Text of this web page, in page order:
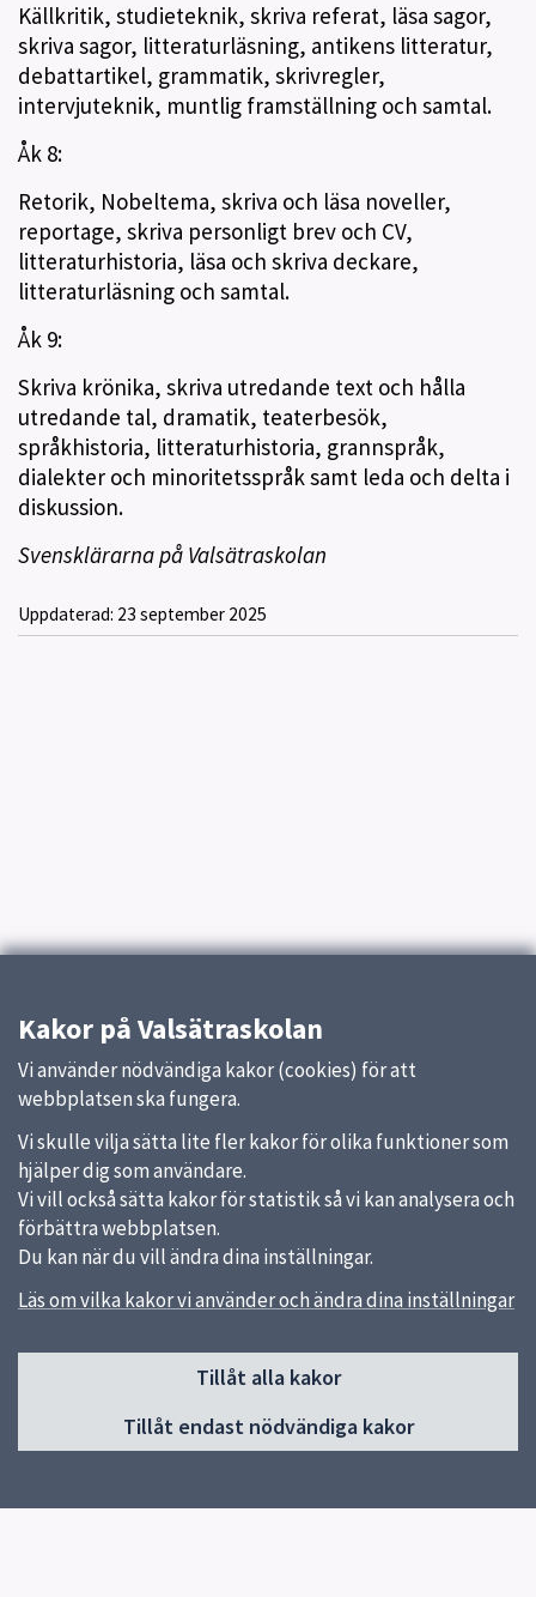
Källkritik, studieteknik, skriva referat, läsa sagor,
skriva sagor, litteraturläsning, antikens litteratur,
debattartikel, grammatik, skrivregler,
intervjuteknik, muntlig framställning och samtal.
Åk 8:
Retorik, Nobeltema, skriva och läsa noveller,
reportage, skriva personligt brev och CV,
litteraturhistoria, läsa och skriva deckare,
litteraturläsning och samtal.
Åk 9:
Skriva krönika, skriva utredande text och hålla
utredande tal, dramatik, teaterbesök,
språkhistoria, litteraturhistoria, grannspråk,
dialekter och minoritetsspråk samt leda och delta i
diskussion.
Svensklärarna på Valsätraskolan
Uppdaterad: 23 september 2025
Kakor på Valsätraskolan
Vi använder nödvändiga kakor (cookies) för att
webbplatsen ska fungera.
Vi skulle vilja sätta lite fler kakor för olika funktioner som
hjälper dig som användare.
Vi vill också sätta kakor för statistik så vi kan analysera och
förbättra webbplatsen.
Du kan när du vill ändra dina inställningar.
Läs om vilka kakor vi använder och ändra dina inställningar
Tillåt alla kakor
Tillåt endast nödvändiga kakor